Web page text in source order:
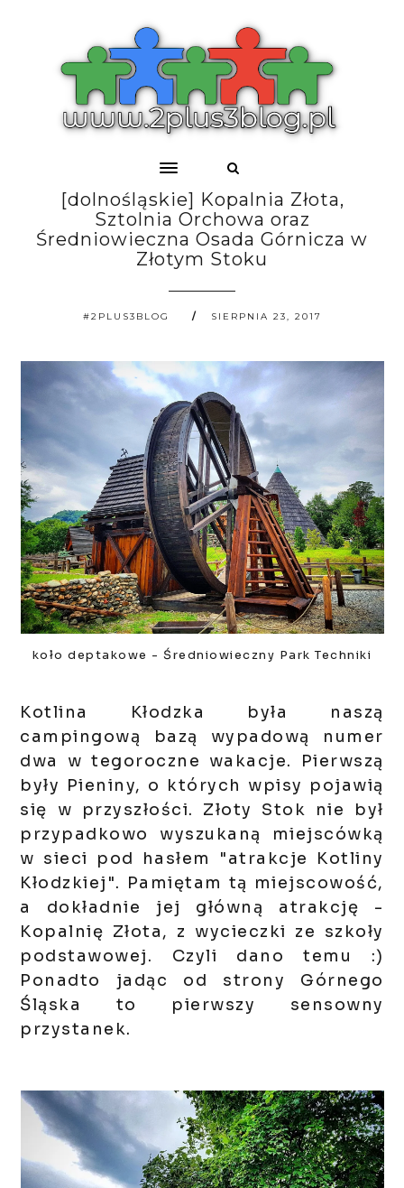
[dolnośląskie] Kopalnia Złota,
Sztolnia Orchowa oraz
Średniowieczna Osada Górnicza w
Złotym Stoku
#2PLUS3BLOG SIERPNIA 23, 2017
koło deptakowe - Średniowieczny Park Techniki
Kotlina Kłodzka była naszą
campingową bazą wypadową numer
dwa w tegoroczne wakacje. Pierwszą
były Pieniny, o których wpisy pojawią
się w przyszłości. Złoty Stok nie był
przypadkowo wyszukaną miejscówką
w sieci pod hasłem "atrakcje Kotliny
Kłodzkiej". Pamiętam tą miejscowość,
a dokładnie jej główną atrakcję -
Kopalnię Złota, z wycieczki ze szkoły
podstawowej. Czyli dano temu :)
Ponadto jadąc od strony Górnego
Śląska to pierwszy sensowny
przystanek.